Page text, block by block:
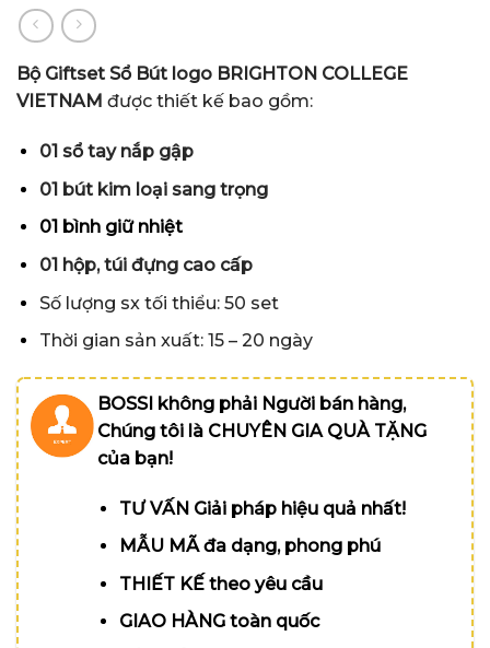
Bộ Giftset Sổ Bút logo BRIGHTON COLLEGE
VIETNAM được thiết kế bao gồm:
01 sổ tay nắp gập
01 bút kim loại sang trọng
01 bình giữ nhiệt
01 hộp, túi đựng cao cấp
Số lượng sx tối thiểu: 50 set
Thời gian sản xuất: 15 – 20 ngày
BOSSI không phải Người bán hàng,
Chúng tôi là CHUYÊN GIA QUÀ TẶNG
của bạn!
TƯ VẤN Giải pháp hiệu quả nhất!
MẪU MÃ đa dạng, phong phú
THIẾT KẾ theo yêu cầu
GIAO HÀNG toàn quốc